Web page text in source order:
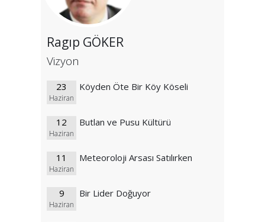
Ragıp GÖKER
Vizyon
23
Haziran
Köyden Öte Bir Köy Köseli
12
Haziran
Butlan ve Pusu Kültürü
11
Haziran
Meteoroloji Arsası Satılırken
9
Haziran
Bir Lider Doğuyor